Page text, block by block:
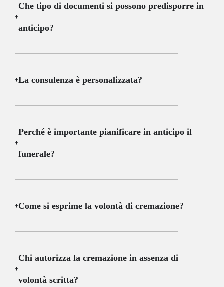
Che tipo di documenti si possono predisporre in
anticipo?
La consulenza è personalizzata?
Perché è importante pianificare in anticipo il
funerale?
Come si esprime la volontà di cremazione?
Chi autorizza la cremazione in assenza di
volontà scritta?